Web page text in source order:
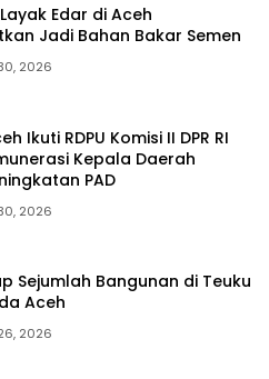
Edar di Aceh
Jadi Bahan Bakar Semen
2026
Ikuti RDPU Komisi II DPR RI
Kepala Daerah
PAD
2026
Sejumlah Bangunan di Teuku
Aceh
2026